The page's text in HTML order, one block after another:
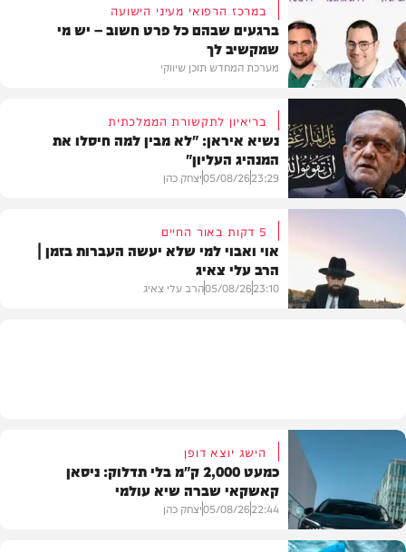
תוכן שיווקי
במרכז הרפואי מעיני הישועה
ברגעים שבהם כל פרט חשוב – יש מי
שמקשיב לך
מערכת המחדש תוכן שיווקי
בעולם
בריאיון לתקשורת הממלכתית
נשיא איראן: "לא מבין למה חיסלו את
המנהיג העליון"
23:29
05/08/26יצחק כהן
5 דקות באור החיים
אוי ואבוי למי שלא יעשה העברות בזמן |
הרב עלי צאיג
23:10
05/08/26הרב עלי צאיג
הישג יוצא דופן
כמעט 2,000 ק"מ בלי תדלוק: ניסאן
קאשקאי שברה שיא עולמי
22:44
05/08/26יצחק כהן